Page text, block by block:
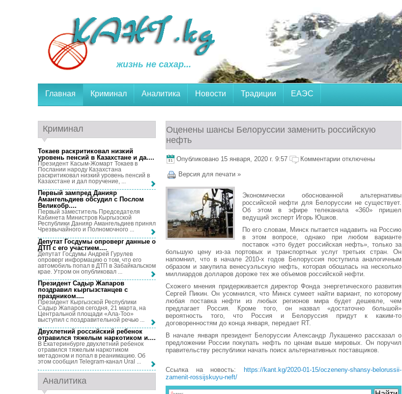
жизнь не сахар...
Главная Криминал Аналитика Новости Традиции ЕАЭС
Оценены шансы Белоруссии заменить российскую
нефть
Опубликовано 15 января, 2020 г. 9:57 Комментарии отключены
Версия для печати »
Экономически обоснованной альтернативы
российской нефти для Белоруссии не существует.
Об этом в эфире телеканала «360» пришел
ведущий эксперт Игорь Юшков.
По его словам, Минск пытается надавить на Россию
в этом вопросе, однако при любом варианте
поставок «это будет российская нефть», только за
большую цену из-за портовых и транспортных услуг третьих стран. Он
напомнил, что в начале 2010-х годов Белоруссия поступила аналогичным
образом и закупила венесуэльскую нефть, которая обошлась на несколько
миллиардов долларов дороже тех же объемов российской нефти.
Схожего мнения придерживается директор Фонда энергетического развития
Сергей Пикин. Он усомнился, что Минск сумеет найти вариант, по которому
любая поставка нефти из любых регионов мира будет дешевле, чем
предлагает Россия. Кроме того, он назвал «достаточно большой»
вероятность того, что Россия и Белоруссия придут к каким-то
договоренностям до конца января, передает RT.
В начале января президент Белоруссии Александр Лукашенко рассказал о
предложении России покупать нефть по ценам выше мировых. Он поручил
правительству республики начать поиск альтернативных поставщиков.
Ссылка на новость:
https://kant.kg/2020-01-15/oczeneny-shansy-belorussii-
zamenit-rossijskuyu-neft/
Криминал
Токаев раскритиковал низкий
уровень пенсий в Казахстане и да....
Президент Касым-Жомарт Токаев в
Послании народу Казахстана
раскритиковал низкий уровень пенсий в
Казахстане и дал поручение, ...
Первый зампред Данияр
Амангельдиев обсудил с Послом
Великобр....
Первый заместитель Председателя
Кабинета Министров Кыргызской
Республики Данияр Амангельдиев принял
Чрезвычайного и Полномочного ...
Депутат Госдумы опроверг данные о
ДТП с его участием....
Депутат Госдумы Андрей Гурулев
опроверг информацию о том, что его
автомобиль попал в ДТП в Забайкальском
крае. Утром он опубликовал ...
Президент Садыр Жапаров
поздравил кыргызстанцев с
праздником....
Президент Кыргызской Республики
Садыр Жапаров сегодня, 21 марта, на
Центральной площади «Ала-Тоо»
выступил с поздравительной речью ...
Двухлетний российский ребенок
отравился тяжелым наркотиком и....
В Екатеринбурге двухлетний ребенок
отравился тяжелым наркотиком
метадоном и попал в реанимацию. Об
этом сообщил Telegram-канал Ural ...
Аналитика